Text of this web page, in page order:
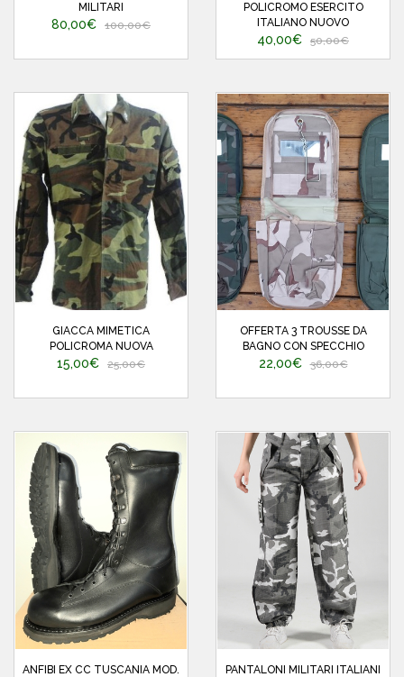
MILITARI
80,00€ 100,00€
POLICROMO ESERCITO
ITALIANO NUOVO
40,00€ 50,00€
GIACCA MIMETICA
POLICROMA NUOVA
15,00€ 25,00€
OFFERTA 3 TROUSSE DA
BAGNO CON SPECCHIO
22,00€ 36,00€
ANFIBI EX CC TUSCANIA MOD. PANTALONI MILITARI ITALIANI